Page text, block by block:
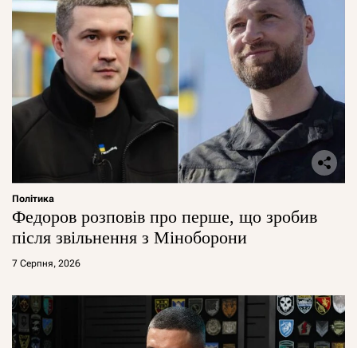
Політика
Федоров розповів про перше, що зробив
після звільнення з Міноборони
7 Серпня, 2026